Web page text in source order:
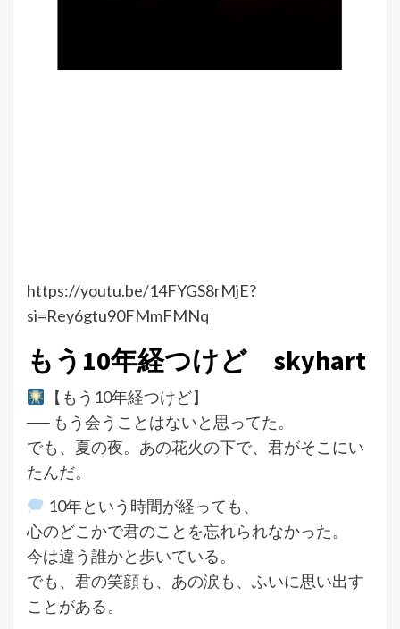
https://youtu.be/14FYGS8rMjE?
si=Rey6gtu90FMmFMNq
もう10年経つけど skyhart
【もう10年経つけど】
── もう会うことはないと思ってた。
でも、夏の夜。あの花火の下で、君がそこにい
たんだ。
10年という時間が経っても、
心のどこかで君のことを忘れられなかった。
今は違う誰かと歩いている。
でも、君の笑顔も、あの涙も、ふいに思い出す
ことがある。